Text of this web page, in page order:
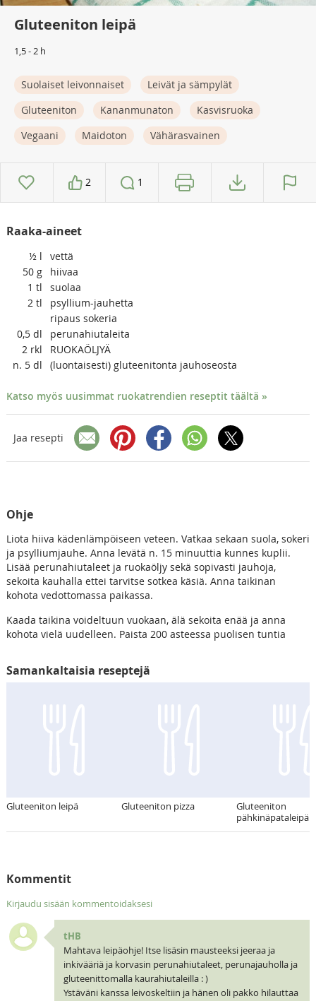
Gluteeniton leipä
1,5 - 2 h
Suolaiset leivonnaiset
Leivät ja sämpylät
Gluteeniton
Kananmunaton
Kasvisruoka
Vegaani
Maidoton Vähärasvainen
2 1
Raaka-aineet
½ l
vettä
50 g
hiivaa
1 tl
suolaa
2 tl
psyllium-jauhetta
ripaus sokeria
0,5 dl
perunahiutaleita
2 rkl
RUOKAÖLJYÄ
n. 5 dl (luontaisesti) gluteenitonta jauhoseosta
Katso myös uusimmat ruokatrendien reseptit täältä »
Jaa resepti
Ohje
Liota hiiva kädenlämpöiseen veteen. Vatkaa sekaan suola, sokeri
ja psylliumjauhe. Anna levätä n. 15 minuuttia kunnes kuplii.
Lisää perunahiutaleet ja ruokaöljy sekä sopivasti jauhoja,
sekoita kauhalla ettei tarvitse sotkea käsiä. Anna taikinan
kohota vedottomassa paikassa.
Kaada taikina voideltuun vuokaan, älä sekoita enää ja anna
kohota vielä uudelleen. Paista 200 asteessa puolisen tuntia
Samankaltaisia reseptejä
Gluteeniton leipä Gluteeniton pizza
Gluteeniton
pähkinäpataleipä
Kommentit
Kirjaudu sisään kommentoidaksesi
tHB
Mahtava leipäohje! Itse lisäsin mausteeksi jeeraa ja
inkivääriä ja korvasin perunahiutaleet, perunajauholla ja
gluteenittomalla kaurahiutaleilla : )
Ystäväni kanssa leivoskeltiin ja hänen oli pakko hilauttaa